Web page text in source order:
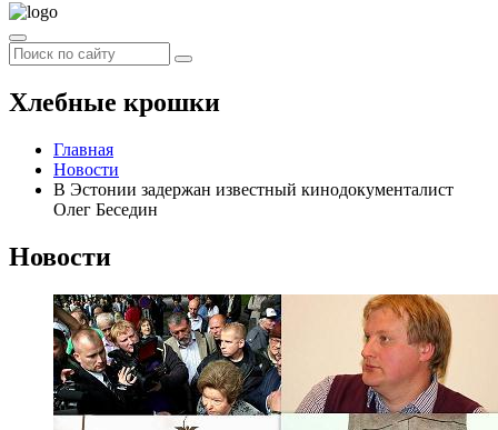
Хлебные крошки
Главная
Новости
В Эстонии задержан известный кинодокументалист
Олег Беседин
Новости